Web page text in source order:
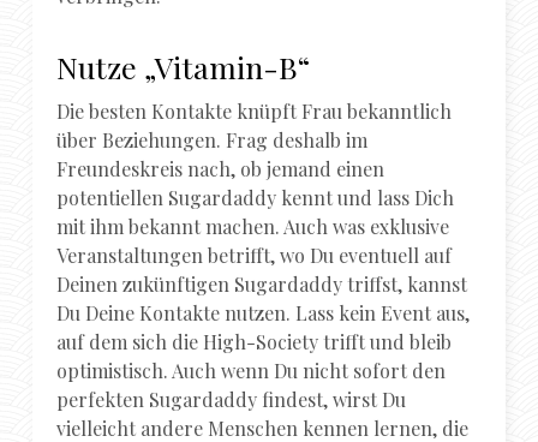
Nutze „Vitamin-B“
Die besten Kontakte knüpft Frau bekanntlich
über Beziehungen. Frag deshalb im
Freundeskreis nach, ob jemand einen
potentiellen Sugardaddy kennt und lass Dich
mit ihm bekannt machen. Auch was exklusive
Veranstaltungen betrifft, wo Du eventuell auf
Deinen zukünftigen Sugardaddy triffst, kannst
Du Deine Kontakte nutzen. Lass kein Event aus,
auf dem sich die High-Society trifft und bleib
optimistisch. Auch wenn Du nicht sofort den
perfekten Sugardaddy findest, wirst Du
vielleicht andere Menschen kennen lernen, die